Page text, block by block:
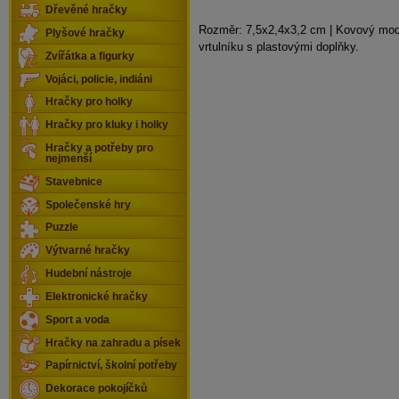
Rozměr: 7,5x2,4x3,2 cm | Kovový
vrtulníku s plastovými doplňky.
Dřevěné hračky
Plyšové hračky
Zvířátka a figurky
Vojáci, policie, indiáni
Hračky pro holky
Hračky pro kluky i holky
Hračky a potřeby pro
nejmenší
Stavebnice
Společenské hry
Puzzle
Výtvarné hračky
Hudební nástroje
Elektronické hračky
Sport a voda
Hračky na zahradu a písek
Papírnictví, školní potřeby
Dekorace pokojíčků